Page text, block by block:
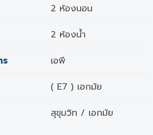
2 ห้องนอน
2 ห้องน้ำ
เอพี
( E7 ) เอกมัย
สุขุมวิท / เอกมัย